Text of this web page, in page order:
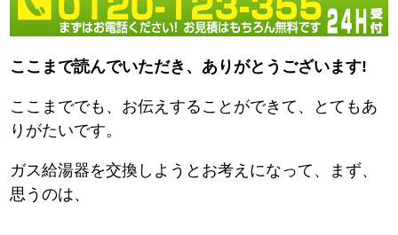
ここまで読んでいただき、ありがとうございます!
ここまででも、お伝えすることができて、とてもあ
りがたいです。
ガス給湯器を交換しようとお考えになって、まず、
思うのは、